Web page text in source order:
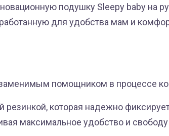
подушку Sleepy baby на
для удобства мам и
помощником в процессе
резинкой, которая надежно
максимальное удобство и